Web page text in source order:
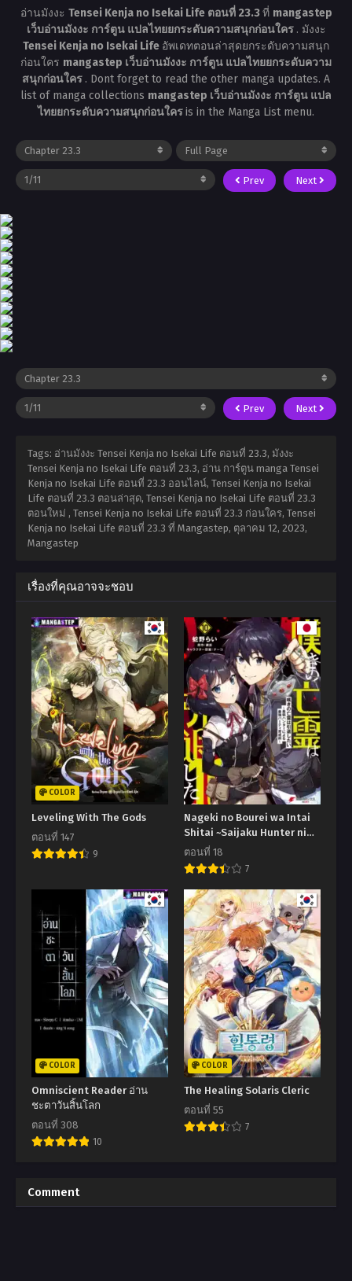
อ่านมังงะ Tensei Kenja no Isekai Life ตอนที่ 23.3ที่ mangastep
เว็บอ่านมังงะ การ์ตูน แปลไทยยกระดับความสนุกก่อนใคร . มังงะ
Tensei Kenja no Isekai Life อัพเดทตอนล่าสุดยกระดับความสนุก
ก่อนใคร mangastep เว็บอ่านมังงะ การ์ตูน แปลไทยยกระดับความ
สนุกก่อนใคร . Dont forget to read the other manga updates. A
list of manga collections mangastep เว็บอ่านมังงะ การ์ตูน แปล
ไทยยกระดับความสนุกก่อนใครis in the Manga List menu.
Prev Next
Prev Next
Tags: อ่านมังงะ Tensei Kenja no Isekai Life ตอนที่ 23.3, มังงะ
Tensei Kenja no Isekai Life ตอนที่ 23.3, อ่าน การ์ตูน manga Tensei
Kenja no Isekai Life ตอนที่ 23.3 ออนไลน์, Tensei Kenja no Isekai
Life ตอนที่ 23.3 ตอนล่าสุด, Tensei Kenja no Isekai Life ตอนที่ 23.3
ตอนใหม่ , Tensei Kenja no Isekai Life ตอนที่ 23.3 ก่อนใคร, Tensei
Kenja no Isekai Life ตอนที่ 23.3 ที่ Mangastep, ตุลาคม 12, 2023,
Mangastep
เรื่องที่คุณอาจจะชอบ
COLOR
Leveling With The Gods
ตอนที่ 147
9
Nageki no Bourei wa Intai
Shitai ~Saijaku Hunter ni
Yoru Saikyou Party
Ikuseijutsu~
ตอนที่ 18
7
COLOR
Omniscient Reader อ่าน
ชะตาวันสิ้นโลก
ตอนที่ 308
10
COLOR
The Healing Solaris Cleric
ตอนที่ 55
7
Comment